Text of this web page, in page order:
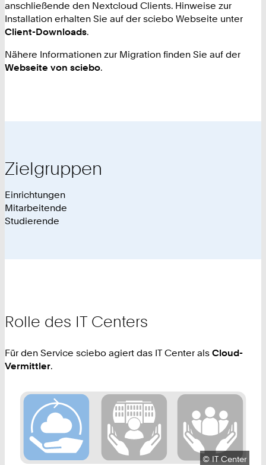
anschließende den Nextcloud Clients. Hinweise zur
Installation erhalten Sie auf der sciebo Webseite unter
Client-Downloads.
Nähere Informationen zur Migration finden Sie auf der
Webseite von sciebo.
Zielgruppen
Einrichtungen
Mitarbeitende
Studierende
Rolle des IT Centers
Für den Service sciebo agiert das IT Center als Cloud-
Vermittler.
Urheberrecht:
© IT Center